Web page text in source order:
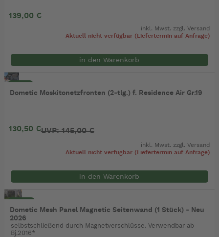
139,00 €
inkl. Mwst. zzgl.Versand
Aktuell nicht verfügbar (Liefertermin auf Anfrage)
in den Warenkorb
Dometic Moskitonetzfronten (2-tlg.) f. Residence Air Gr.19
130,50 €UVP: 145,00 €
inkl. Mwst. zzgl.Versand
Aktuell nicht verfügbar (Liefertermin auf Anfrage)
in den Warenkorb
Dometic Mesh Panel Magnetic Seitenwand (1 Stück) - Neu
2026
selbstschließend durch Magnetverschlüsse. Verwendbar ab
Bj.2016*